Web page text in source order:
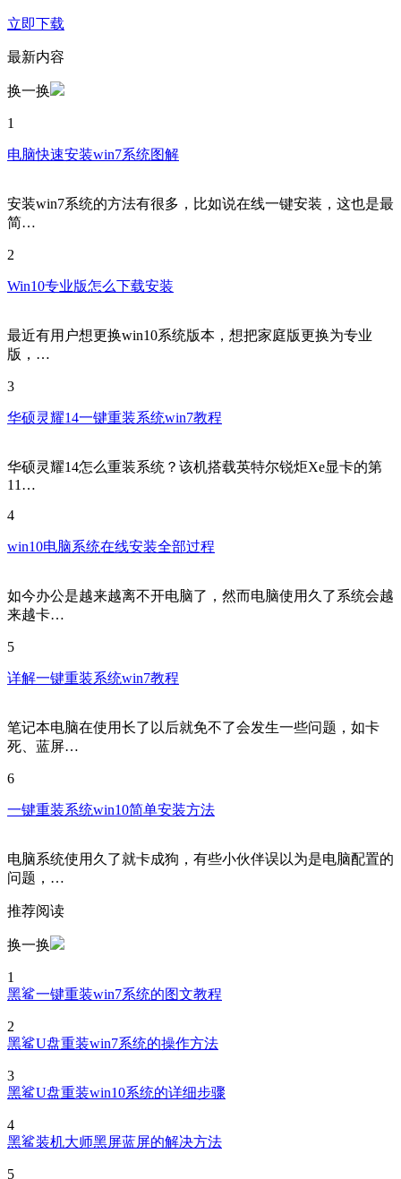
立即下载
最新内容
换一换
1
电脑快速安装win7系统图解
安装win7系统的方法有很多，比如说在线一键安装，这也是最
简…
2
Win10专业版怎么下载安装
最近有用户想更换win10系统版本，想把家庭版更换为专业
版，…
3
华硕灵耀14一键重装系统win7教程
华硕灵耀14怎么重装系统？该机搭载英特尔锐炬Xe显卡的第
11…
4
win10电脑系统在线安装全部过程
如今办公是越来越离不开电脑了，然而电脑使用久了系统会越
来越卡…
5
详解一键重装系统win7教程
笔记本电脑在使用长了以后就免不了会发生一些问题，如卡
死、蓝屏…
6
一键重装系统win10简单安装方法
电脑系统使用久了就卡成狗，有些小伙伴误以为是电脑配置的
问题，…
推荐阅读
换一换
1
黑鲨一键重装win7系统的图文教程
2
黑鲨U盘重装win7系统的操作方法
3
黑鲨U盘重装win10系统的详细步骤
4
黑鲨装机大师黑屏蓝屏的解决方法
5